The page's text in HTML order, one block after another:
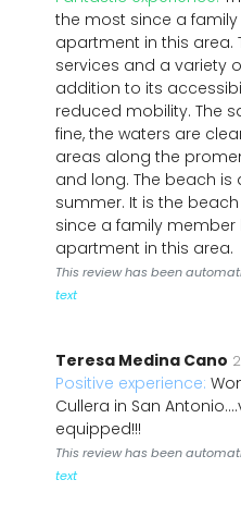
the most since a
apartment in this area.
services and a variety
addition to its
reduced mobility. The
fine, the waters are
areas along the
and long. The beach is
summer. It is the
since a family
apartment in this area.
This review has been
text
Teresa Medina Cano
Positive experience:
Cullera in San
equipped!!!
This review has been
text